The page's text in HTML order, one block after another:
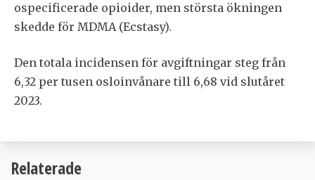
ospecificerade opioider, men största ökningen
skedde för MDMA (Ecstasy).
Den totala incidensen för avgiftningar steg från
6,32 per tusen osloinvånare till 6,68 vid slutåret
2023.
Relaterade